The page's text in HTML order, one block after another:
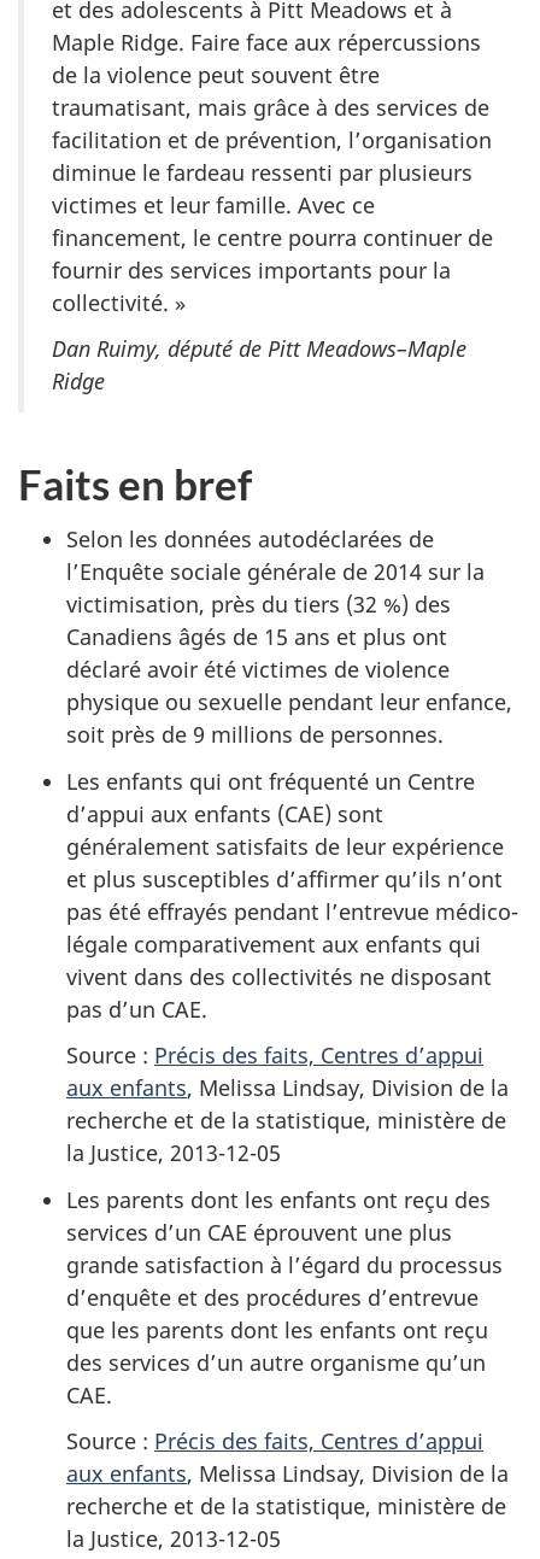
et des adolescents à Pitt Meadows et à
Maple Ridge. Faire face aux répercussions
de la violence peut souvent être
traumatisant, mais grâce à des services de
facilitation et de prévention, l’organisation
diminue le fardeau ressenti par plusieurs
victimes et leur famille. Avec ce
financement, le centre pourra continuer de
fournir des services importants pour la
collectivité. »
Dan Ruimy, député de Pitt Meadows–Maple
Ridge
Faits en bref
Selon les données autodéclarées de
l’Enquête sociale générale de 2014 sur la
victimisation, près du tiers (32 %) des
Canadiens âgés de 15 ans et plus ont
déclaré avoir été victimes de violence
physique ou sexuelle pendant leur enfance,
soit près de 9 millions de personnes.
Les enfants qui ont fréquenté un Centre
d’appui aux enfants (CAE) sont
généralement satisfaits de leur expérience
et plus susceptibles d’affirmer qu’ils n’ont
pas été effrayés pendant l’entrevue médico-
légale comparativement aux enfants qui
vivent dans des collectivités ne disposant
pas d’un CAE.
Source : Précis des faits, Centres d’appui
aux enfants, Melissa Lindsay, Division de la
recherche et de la statistique, ministère de
la Justice, 2013-12-05
Les parents dont les enfants ont reçu des
services d’un CAE éprouvent une plus
grande satisfaction à l’égard du processus
d’enquête et des procédures d’entrevue
que les parents dont les enfants ont reçu
des services d’un autre organisme qu’un
CAE.
Source : Précis des faits, Centres d’appui
aux enfants, Melissa Lindsay, Division de la
recherche et de la statistique, ministère de
la Justice, 2013-12-05